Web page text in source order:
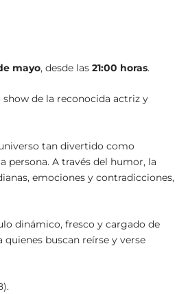
mayo, desde las21:00 horas.
de la reconocida actriz y
tan divertido como
persona. A través del humor, la
emociones y contradicciones,
dinámico, fresco y cargado de
buscan reírse y verse